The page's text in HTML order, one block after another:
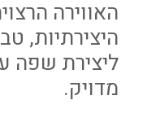
האווירה
היצירתיות,
ליצירת שפה
מדויק.